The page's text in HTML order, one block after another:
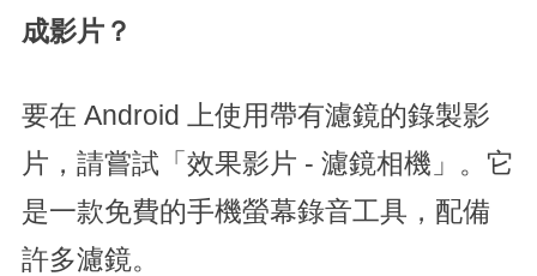
成影片？
要在 Android 上使用帶有濾鏡的錄製影
片，請嘗試「效果影片 - 濾鏡相機」。它
是一款免費的手機螢幕錄音工具，配備
許多濾鏡。